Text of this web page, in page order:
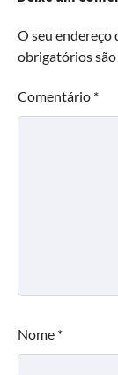
O seu endereço
obrigatórios
Comentário *
Nome *